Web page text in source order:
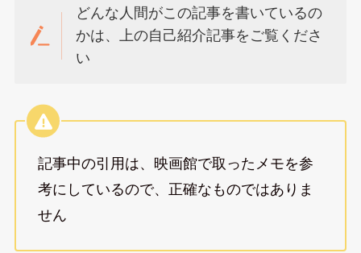
どんな人間がこの記事を書いているの
かは、上の自己紹介記事をご覧くださ
い
記事中の引用は、映画館で取ったメモを参
考にしているので、正確なものではありま
せん